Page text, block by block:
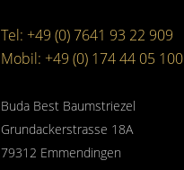
Tel: +49 (0) 7641 93 22 909
Mobil: +49 (0) 174 44 05 100
Buda Best Baumstriezel
Grundackerstrasse 18A
79312 Emmendingen